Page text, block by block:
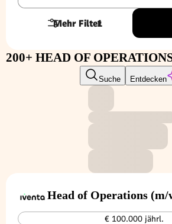
Mehr Filter
1
200+ HEAD OF
Suche Entdecken
Head of Operations (m/
€ 100.000 jährl.